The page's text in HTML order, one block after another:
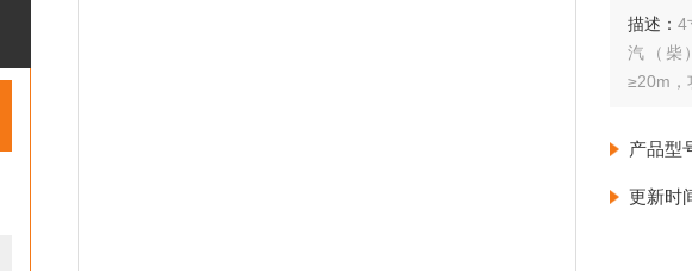
描述：4
汽（柴
≥20m，
产品型
更新时